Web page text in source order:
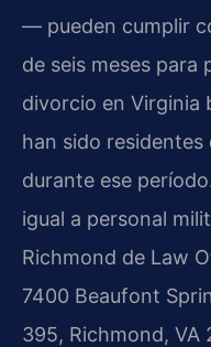
— pueden cumplir
de seis meses para
divorcio en Virginia
han sido
durante ese
igual a personal
Richmond de Law
7400 Beaufont
395, Richmond,